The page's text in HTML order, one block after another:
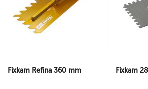
Fixkam Refina 360 mm Fixkam